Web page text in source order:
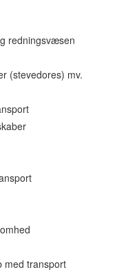
redningsvæsen
(stevedores) mv.
med transport